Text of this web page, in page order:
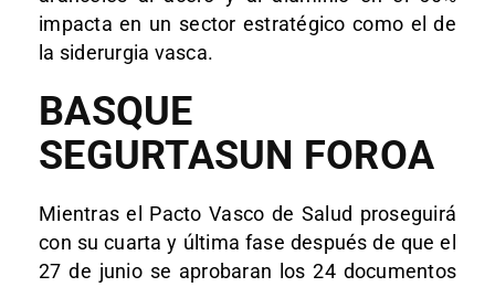
impacta en un sector estratégico como el de
la siderurgia vasca.
BASQUE
SEGURTASUN FOROA
Mientras el Pacto Vasco de Salud proseguirá
con su cuarta y última fase después de que el
27 de junio se aprobaran los 24 documentos